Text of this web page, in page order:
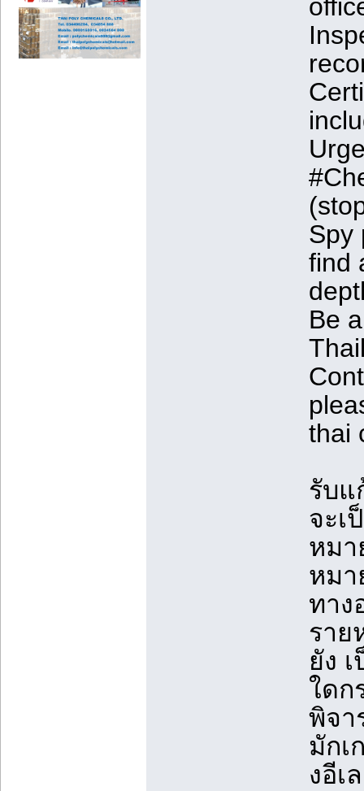
Spy
find
Be
thai
รับแ
จะเ
หมา
หมา
ทาง
ราย
ยัง
ใดก
พิจา
มักเ
งอีเ